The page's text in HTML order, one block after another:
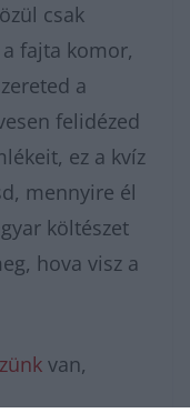
csak
fajta komor,
a
felidézed
ez a kvíz
mennyire él
költészet
hova visz a
van,